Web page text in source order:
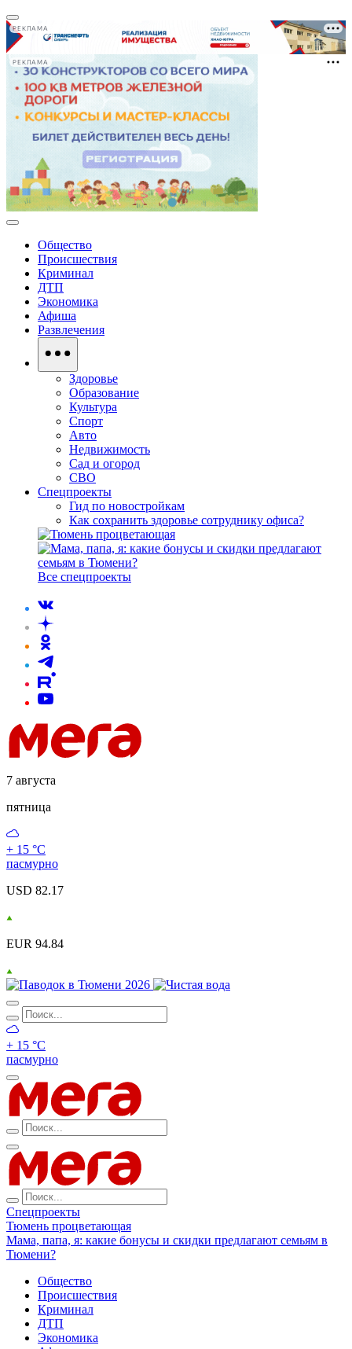
РЕКЛАМА
РЕКЛАМА
Общество
Происшествия
Криминал
ДТП
Экономика
Афиша
Развлечения
Здоровье
Образование
Культура
Спорт
Авто
Недвижимость
Сад и огород
СВО
Спецпроекты
Гид по новостройкам
Как сохранить здоровье сотруднику офиса?
Все спецпроекты
7 августа
пятница
+ 15 °С
пасмурно
USD 82.17
EUR 94.84
+ 15 °С
пасмурно
Спецпроекты
Тюмень процветающая
Мама, папа, я: какие бонусы и скидки предлагают семьям в
Тюмени?
Общество
Происшествия
Криминал
ДТП
Экономика